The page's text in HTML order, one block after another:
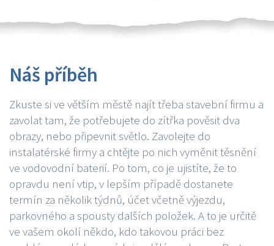
Náš příběh
Zkuste si ve větším městě najít třeba stavební firmu a
zavolat tam, že potřebujete do zítřka pověsit dva
obrazy, nebo připevnit světlo. Zavolejte do
instalatérské firmy a chtějte po nich vyměnit těsnění
ve vodovodní baterií. Po tom, co je ujistíte, že to
opravdu není vtip, v lepším případě dostanete
termín za několik týdnů, účet včetně výjezdu,
parkovného a spousty dalších položek. A to je určitě
ve vašem okolí někdo, kdo takovou práci bez